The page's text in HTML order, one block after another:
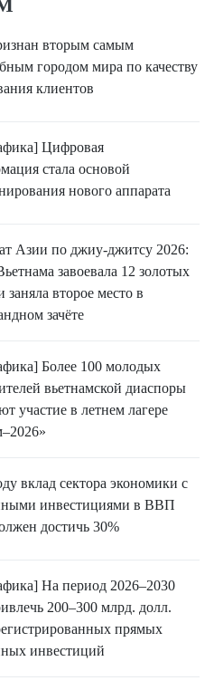
вторым самым
городом мира по качеству
клиентов
Цифровая
стала основой
нового аппарата
Азии по джиу-джитсу 2026:
завоевала 12 золотых
заняла второе место в
зачёте
Более 100 молодых
вьетнамской диаспоры
участие в летнем лагере
вклад сектора экономики с
инвестициями в ВВП
достичь 30%
На период 2026–2030
200–300 млрд. долл.
прямых
инвестиций